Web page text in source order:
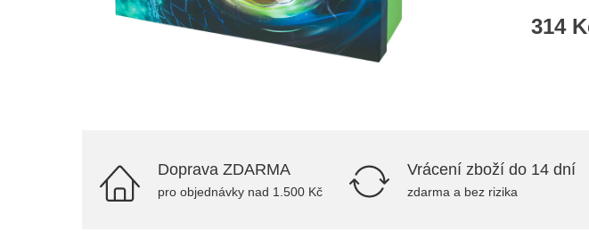
314
Doprava ZDARMA
pro objednávky nad 1.500 Kč
Vrácení zboží do 14 dní
zdarma a bez rizika